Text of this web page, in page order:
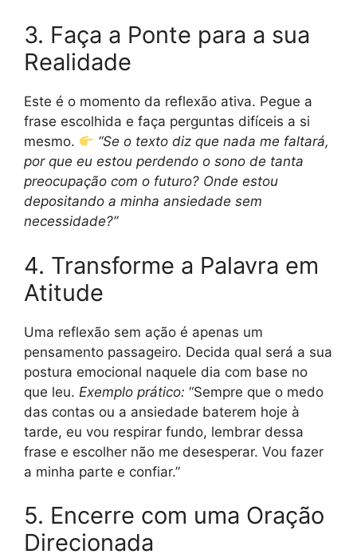
3. Faça a Ponte para a sua
Realidade
Este é o momento da reflexão ativa. Pegue a
frase escolhida e faça perguntas difíceis a si
mesmo.
“Se o texto diz que nada me faltará,
por que eu estou perdendo o sono de tanta
preocupação com o futuro? Onde estou
depositando a minha ansiedade sem
necessidade?”
4. Transforme a Palavra em
Atitude
Uma reflexão sem ação é apenas um
pensamento passageiro. Decida qual será a sua
postura emocional naquele dia com base no
que leu. Exemplo prático: “Sempre que o medo
das contas ou a ansiedade baterem hoje à
tarde, eu vou respirar fundo, lembrar dessa
frase e escolher não me desesperar. Vou fazer
a minha parte e confiar.”
5. Encerre com uma Oração
Direcionada